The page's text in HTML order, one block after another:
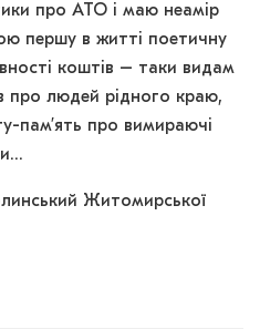
про АТО і маю неамір
першу в житті поетичну
коштів – таки видам
про людей рідного краю,
пам’ять про вимираючі
Житомирської